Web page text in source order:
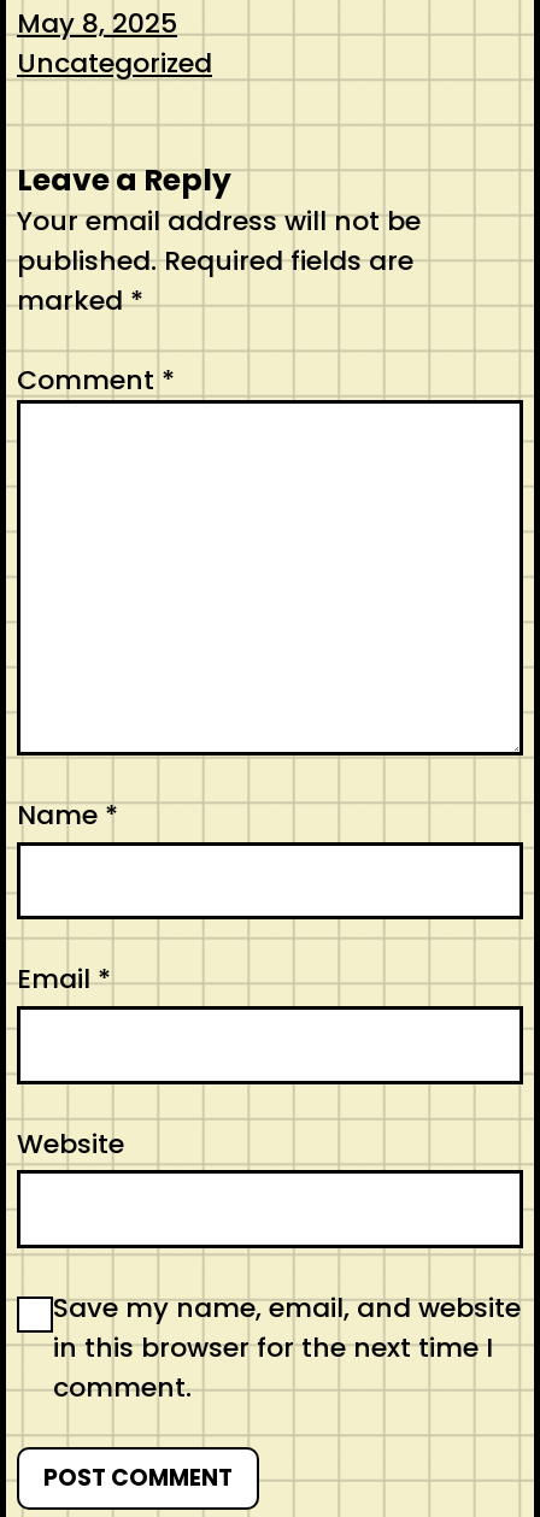
May 8, 2025
Uncategorized
Leave a Reply
Your email address will not be
published.Required fields are
marked*
Comment *
Name*
Email*
Website
Save my name, email, and website
in this browser for the next time I
comment.